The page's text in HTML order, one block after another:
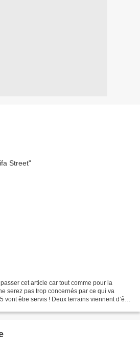
cet article car tout comme pour la
serez pas trop concernés par ce qui va
vont être servis ! Deux terrains viennent d’être